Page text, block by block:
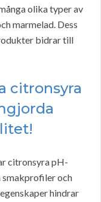
olika typer av
marmelad. Dess
bidrar till
citronsyra
citronsyra pH-
och
hindrar